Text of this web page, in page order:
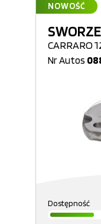
NOWOŚĆ
CARRARO
Nr Autos
Dostępność